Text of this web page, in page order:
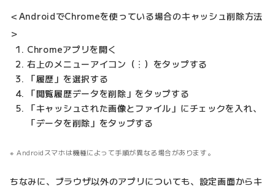
＜AndroidでChromeを使っている場合のキャッシュ削除方法
＞
Chromeアプリを開く
右上のメニューアイコン（︙）をタップする
「履歴」を選択する
「閲覧履歴データを削除」をタップする
「キャッシュされた画像とファイル」にチェックを入れ、
「データを削除」をタップする
Androidスマホは機種によって手順が異なる場合があります。
ちなみに、ブラウザ以外のアプリについても、設定画面からキ